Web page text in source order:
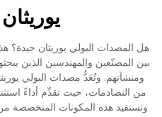
هل المصدات البولي يوريثان
بين المصنّعين والمهندسين الذين
ومنشآتهم. وتُعَدُّ مصدات البولي
من التصادمات، حيث تقدِّم أداءً
وتستفيد هذه المكونات المتخصصة من